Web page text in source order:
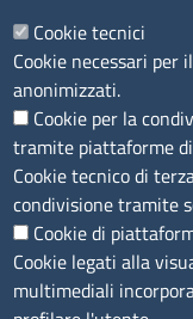
SEGUICI SU
MENÙ PRIVACY
Note legali Privacy
Cookie tecnici
Cookie necessari
anonimizzati.
Cookie per la
tramite piattaforme
Cookie tecnico di
condivisione tramite
Cookie di
Cookie legati alla
multimediali